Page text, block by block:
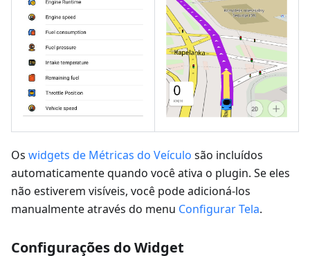
Os widgets de Métricas do Veículo são incluídos
automaticamente quando você ativa o plugin. Se eles
não estiverem visíveis, você pode adicioná-los
manualmente através do menu Configurar Tela.
Configurações do Widget